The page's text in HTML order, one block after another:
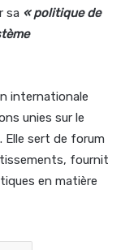
sa «politique de
internationale
unies sur le
Elle sert de forum
fournit
en matière